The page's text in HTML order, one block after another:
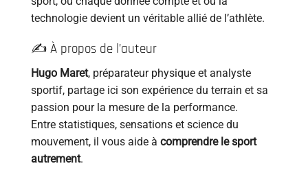
technologie devient un véritable allié de l’athlète.
✍️ À propos de l’auteur
Hugo Maret, préparateur physique et analyste
sportif, partage ici son expérience du terrain et sa
passion pour la mesure de la performance.
Entre statistiques, sensations et science du
mouvement, il vous aide à comprendre le sport
autrement.